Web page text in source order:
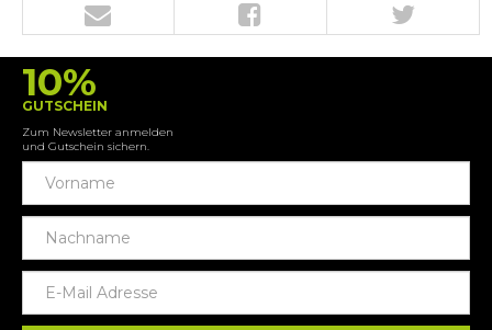
10%
GUTSCHEIN
Zum Newsletter anmelden
und Gutschein sichern.